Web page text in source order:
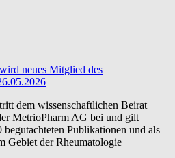
neues Mitglied des
dem wissenschaftlichen Beirat
MetrioPharm AG bei und gilt
Publikationen und als
Gebiet der Rheumatologie